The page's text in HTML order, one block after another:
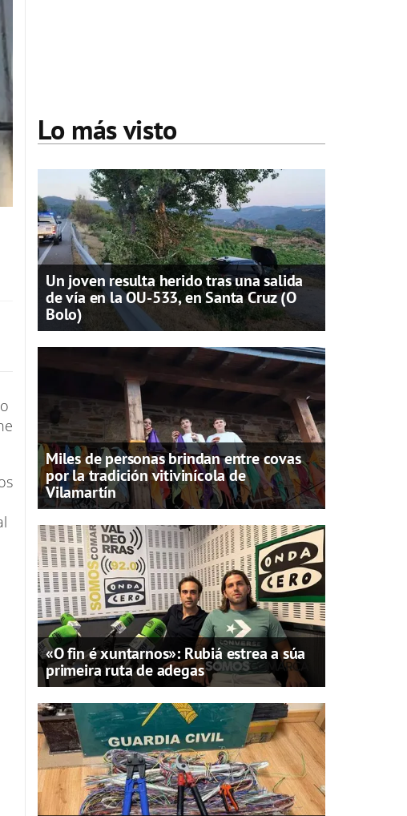
Lo más visto
Un joven resulta herido tras una salida
de vía en la OU-533, en Santa Cruz (O
Bolo)
Miles de personas brindan entre covas
por la tradición vitivinícola de
Vilamartín
«O fin é xuntarnos»: Rubiá estrea a súa
primeira ruta de adegas